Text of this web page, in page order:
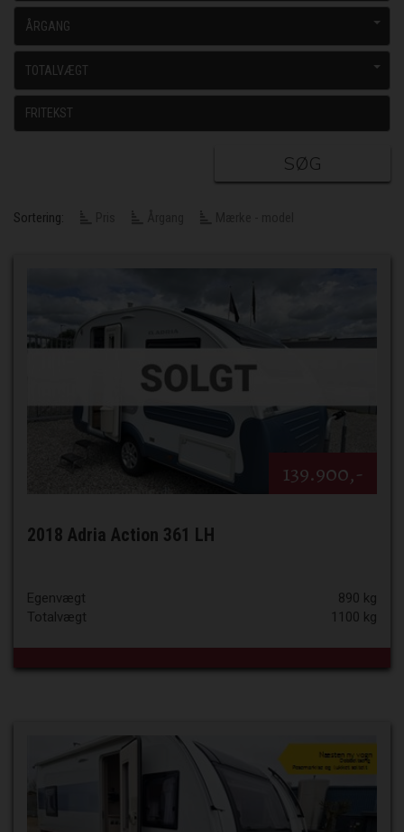
ÅRGANG
TOTALVÆGT
SØG
Sortering:
139.900,-
2018 Adria Action 361 LH
Egenvægt
890 kg
Totalvægt
1100 kg